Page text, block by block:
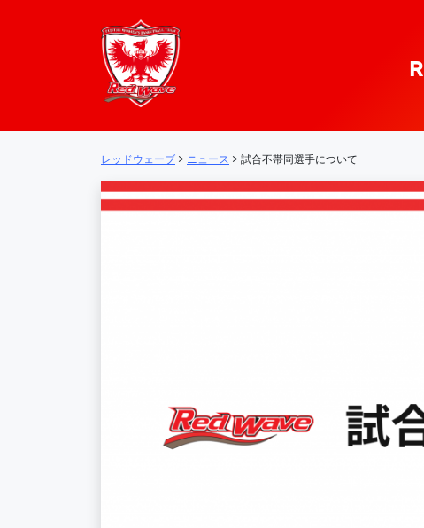
メインナビゲーション
レッドウェーブ > ニュース > 試合不帯同選手について